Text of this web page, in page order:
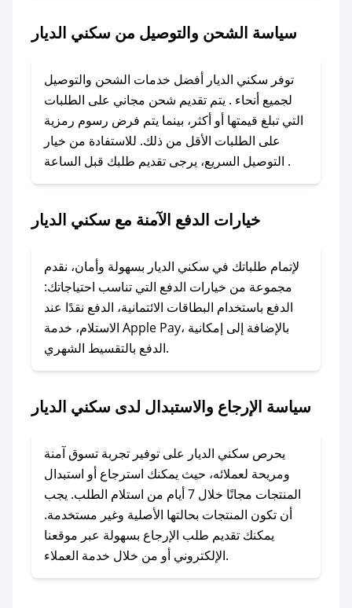
باستخدام تطبيق صحصح، يمكنك العثور بسهولة على
تواصل معنا عبر تويتر أو البريد الإلكتروني لإضافته
بسرعة.
### كيفية استخدام كود خصم سكني الديار؟
1. انسخ كود الخصم من تطبيق صحصح.
2. الصقه في خانة الدفع عند التسوق من سكني
لا تقلق! يمكنك التواصل مع فريق دعم صحصح عبر
الرسائل الخاصة على تويتر أو البريد الإلكتروني،
وسنقوم بحل المشكلة في أسرع وقت ممكن.
### ماذا أفعل إذا لم أجد كود خصم لمتجري
المفضل؟
مراسلتنا مباشرة وسنعمل على توفير الكوبونات في
### كيف تحصل على كوبونات خصم حصرية من
سكني الديار؟
للحصول على كوبونات وخصومات حصرية، قم بما
يلي:
- اضغط على أيقونة متابعة لمتجر سكني الديار في
سياسة الشحن والتوصيل من سكني الديار
توفر سكني الديار أفضل خدمات الشحن والتوصيل
لجميع أنحاء . يتم تقديم شحن مجاني على الطلبات
التي تبلغ قيمتها أو أكثر، بينما يتم فرض رسوم رمزية
على الطلبات الأقل من ذلك. للاستفادة من خيار
التوصيل السريع، يرجى تقديم طلبك قبل الساعة .
خيارات الدفع الآمنة مع سكني الديار
لإتمام طلباتك في سكني الديار بسهولة وأمان، نقدم
مجموعة من خيارات الدفع التي تناسب احتياجاتك:
الدفع باستخدام البطاقات الائتمانية، الدفع نقدًا عند
الاستلام، خدمة Apple Pay، بالإضافة إلى إمكانية
الدفع بالتقسيط الشهري.
سياسة الإرجاع والاستبدال لدى سكني الديار
يحرص سكني الديار على توفير تجربة تسوق آمنة
ومريحة لعملائه، حيث يمكنك استرجاع أو استبدال
المنتجات مجانًا خلال 7 أيام من استلام الطلب. يجب
أن تكون المنتجات بحالتها الأصلية وغير مستخدمة.
يمكنك تقديم طلب الإرجاع بسهولة عبر موقعنا
الإلكتروني أو من خلال خدمة العملاء.